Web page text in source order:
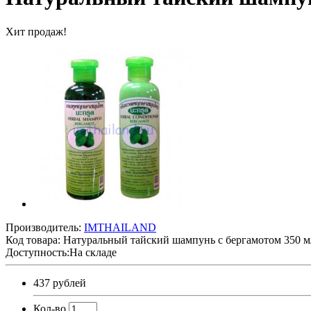
Хит продаж!
Производитель: IMTHAILAND
Код товара: Натуральный тайский шампунь с бергамотом 350
Доступность:На складе
437 рублей
Кол-во